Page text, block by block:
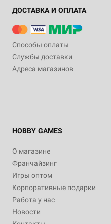
ДОСТАВКА И ОПЛАТА
Способы оплаты
Службы доставки
Адреса магазинов
HOBBY GAMES
О магазине
Франчайзинг
Игры оптом
Корпоративные подарки
Работа у нас
Новости